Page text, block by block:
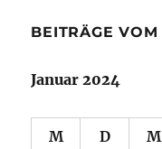
BEITRÄGE VOM
Januar 2024
M D M